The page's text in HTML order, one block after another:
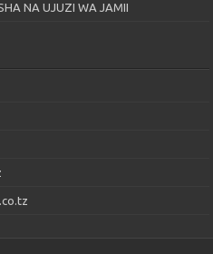
NA UJUZI WA JAMII